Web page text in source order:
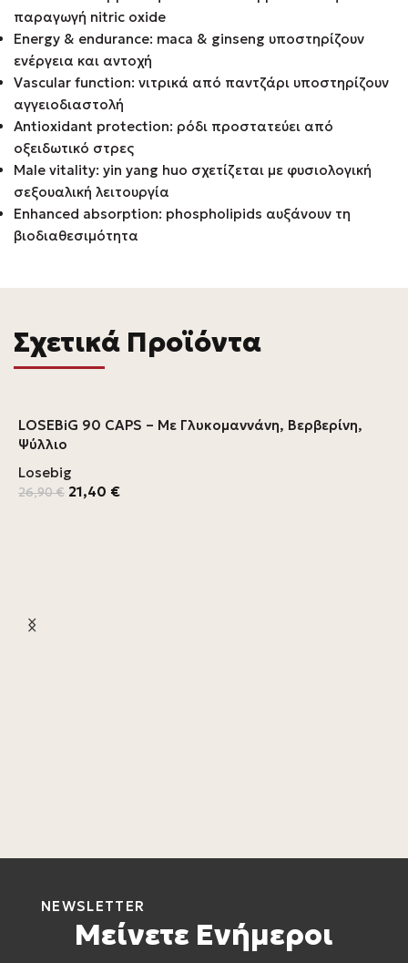
παραγωγή nitric oxide
Energy & endurance: maca & ginseng υποστηρίζουν
ενέργεια και αντοχή
Vascular function: νιτρικά από παντζάρι υποστηρίζουν
αγγειοδιαστολή
Antioxidant protection: ρόδι προστατεύει από
οξειδωτικό στρες
Male vitality: yin yang huo σχετίζεται με φυσιολογική
σεξουαλική λειτουργία
Enhanced absorption: phospholipids αυξάνουν τη
βιοδιαθεσιμότητα
Σχετικά Προϊόντα
LOSEBiG 90 CAPS – Με Γλυκομαννάνη, Βερβερίνη,
Ψύλλιο
Losebig
26,90€ 21,40 €
NEWSLETTER
Μείνετε Ενήμεροι